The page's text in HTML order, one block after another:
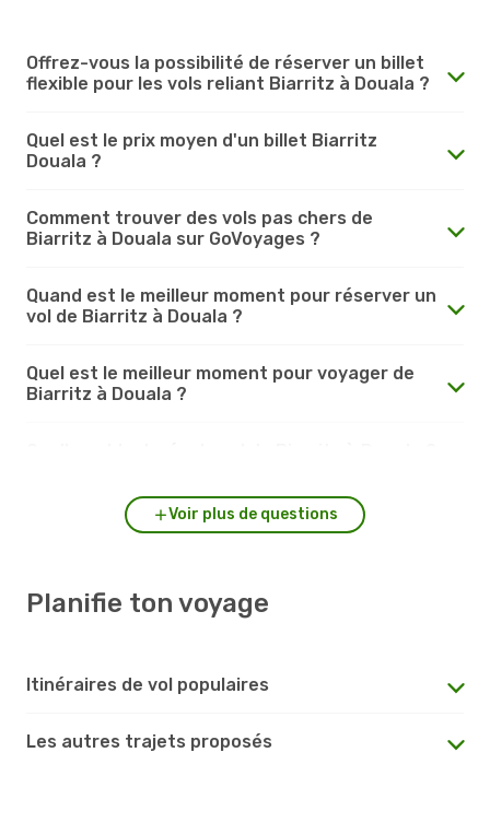
Offrez-vous la possibilité de réserver un billet
flexible pour les vols reliant Biarritz à Douala ?
Quel est le prix moyen d'un billet Biarritz
Douala ?
Comment trouver des vols pas chers de
Biarritz à Douala sur GoVoyages ?
Quand est le meilleur moment pour réserver un
vol de Biarritz à Douala ?
Quel est le meilleur moment pour voyager de
Biarritz à Douala ?
Voir plus de questions
Planifie ton voyage
Itinéraires de vol populaires
Les autres trajets proposés